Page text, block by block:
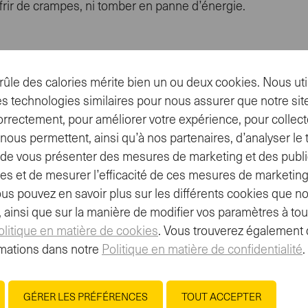
de crampes, ni tomber en panne d’énergie.
pouvant limiter les marathoniens. Ils se raréfient de
les réserves en chemin, le célèbre «mur du
veille de la course. Nous te recommandons de
nerveux. Cela influence l’assimilation des nutriments
aliments faciles à digérer tels que du pain blanc avec
travaillent souvent avec des boissons de
sans peser sur l’estomac.
une boisson isotonique comme (Isostar Hydrate &
pour remplir tes réserves le mieux possible. Boire de
en eau essentiel au corps.
des calories mérite bien un ou deux cookies. Nous
technologies similaires pour nous assurer que notre
pour améliorer votre expérience, pour
permettent, ainsi qu’à nos partenaires, d’analyser le
vous présenter des mesures de marketing et des
et de mesurer l’efficacité de ces mesures de
pouvez en savoir plus sur les différents cookies que
ainsi que sur la manière de modifier vos paramètres à
en matière de cookies. Vous trouverez également
dans notre Politique en matière de confidentialité.
GÉRER LES PRÉFÉRENCES TOUT ACCEPTER